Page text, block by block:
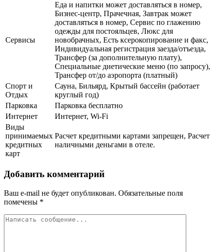
Сервисы
Еда и напитки может доставляться в номер,
Бизнес-центр, Прачечная, Завтрак может
доставляться в номер, Сервис по глажению
одежды для постояльцев, Люкс для
новобрачных, Есть ксерокопирование и факс,
Индивидуальная регистрация заезда/отъезда,
Трансфер (за дополнительную плату),
Специальные диетические меню (по запросу),
Трансфер от/до аэропорта (платный)
Спорт и
Отдых
Сауна, Бильярд, Крытый бассейн (работает
круглый год)
Парковка
Парковка бесплатно
Интернет
Интернет, Wi-Fi
Виды
принимаемых
кредитных
карт
Расчет кредитными картами запрещен, Расчет
наличными деньгами в отеле.
Добавить комментарий
Ваш e-mail не будет опубликован. Обязательные поля
помечены *